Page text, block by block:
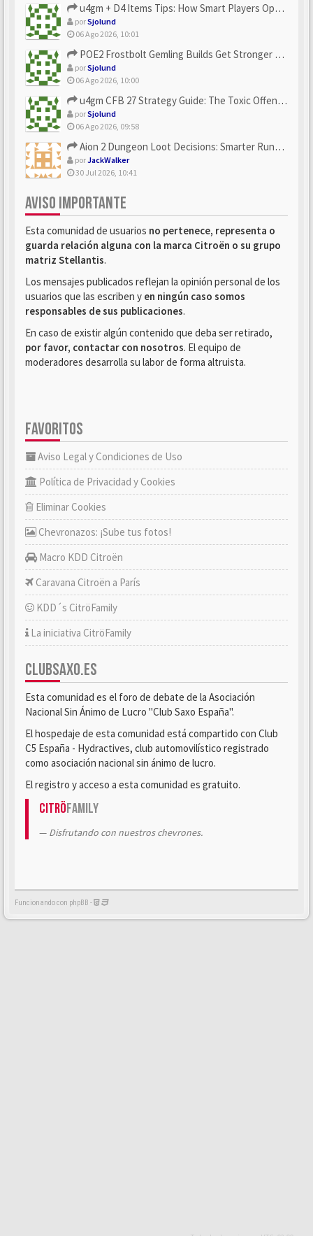
u4gm + D4 Items Tips: How Smart Players Optimize Gear, Build...
porSjolund
06 Ago 2026, 10:01
POE2 Frostbolt Gemling Builds Get Stronger With u4gm’s Ice C...
porSjolund
06 Ago 2026, 10:00
u4gm CFB 27 Strategy Guide: The Toxic Offensive Scheme Your ...
porSjolund
06 Ago 2026, 09:58
Aion 2 Dungeon Loot Decisions: Smarter Runs With U4N
porJackWalker
30 Jul 2026, 10:41
AVISO IMPORTANTE
Esta comunidad de usuarios no pertenece, representa o
guarda relación alguna con la marca Citroën o su grupo
matriz Stellantis.
Los mensajes publicados reflejan la opinión personal de los
usuarios que las escriben y en ningún caso somos
responsables de sus publicaciones.
En caso de existir algún contenido que deba ser retirado,
por favor, contactar con nosotros. El equipo de
moderadores desarrolla su labor de forma altruista.
FAVORITOS
Aviso Legal y Condiciones de Uso
Política de Privacidad y Cookies
Eliminar Cookies
Chevronazos: ¡Sube tus fotos!
Macro KDD Citroën
Caravana Citroën a París
KDD´s CitröFamily
La iniciativa CitröFamily
CLUBSAXO.ES
Esta comunidad es el foro de debate de la Asociación
Nacional Sin Ánimo de Lucro "Club Saxo España".
El hospedaje de esta comunidad está compartido con Club
C5 España - Hydractives, club automovilístico registrado
como asociación nacional sin ánimo de lucro.
El registro y acceso a esta comunidad es gratuito.
CitröFamily
Disfrutando con nuestros chevrones.
Funcionando con phpBB -